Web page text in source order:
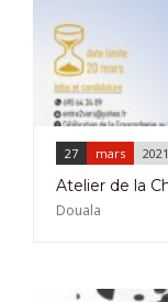
27 mars 2021
Douala